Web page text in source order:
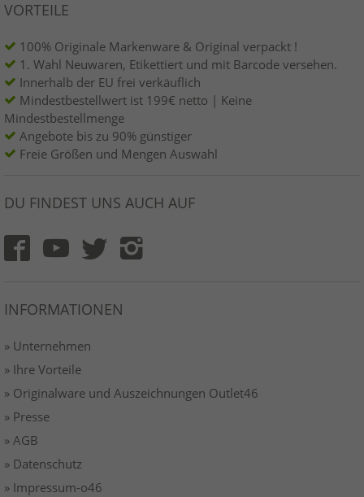
VORTEILE
100% Originale Markenware & Original verpackt !
1. Wahl Neuwaren, Etikettiert und mit Barcode versehen.
Innerhalb der EU frei verkäuflich
Mindestbestellwert ist 199€ netto | Keine
Mindestbestellmenge
Angebote bis zu 90% günstiger
Freie Größen und Mengen Auswahl
DU FINDEST UNS AUCH AUF
INFORMATIONEN
» Unternehmen
» Ihre Vorteile
» Originalware und Auszeichnungen Outlet46
» Presse
» AGB
» Datenschutz
» Impressum-o46